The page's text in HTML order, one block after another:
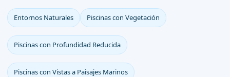
Entornos Naturales Piscinas con Vegetación
Piscinas con Profundidad Reducida
Piscinas con Vistas a Paisajes Marinos